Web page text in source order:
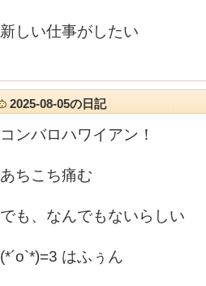
新しい仕事がしたい
2025-08-05の日記
コンバロハワイアン！
あちこち痛む
でも、なんでもないらしい
(*´ο`*)=3 はふぅん